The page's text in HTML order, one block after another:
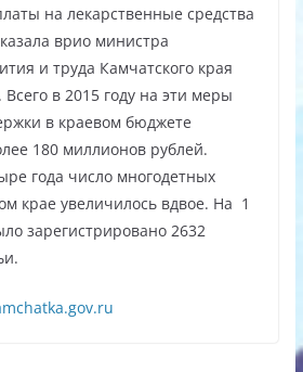
на лекарственные средства
врио министра
и труда Камчатского края
в 2015 году на эти меры
в краевом бюджете
180 миллионов рублей.
года число многодетных
крае увеличилось вдвое. На 1
зарегистрировано 2632